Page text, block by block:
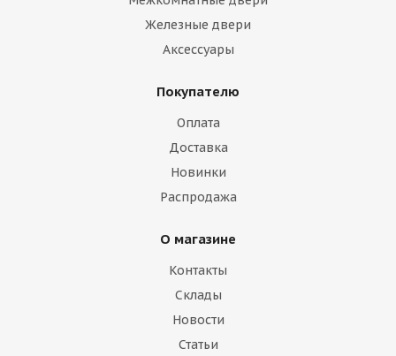
Железные двери
Аксессуары
Покупателю
Оплата
Доставка
Новинки
Распродажа
О магазине
Контакты
Склады
Новости
Статьи